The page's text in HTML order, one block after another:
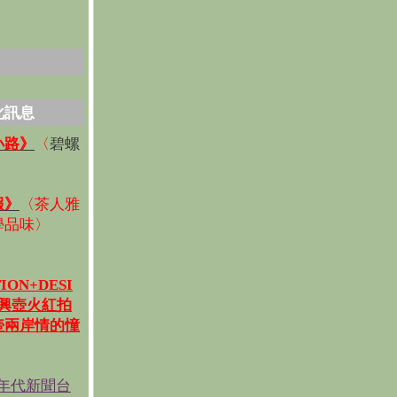
訊息
》 〈碧螺
〈茶人雅
味〉
壺火紅拍
岸情的憧
代新聞台